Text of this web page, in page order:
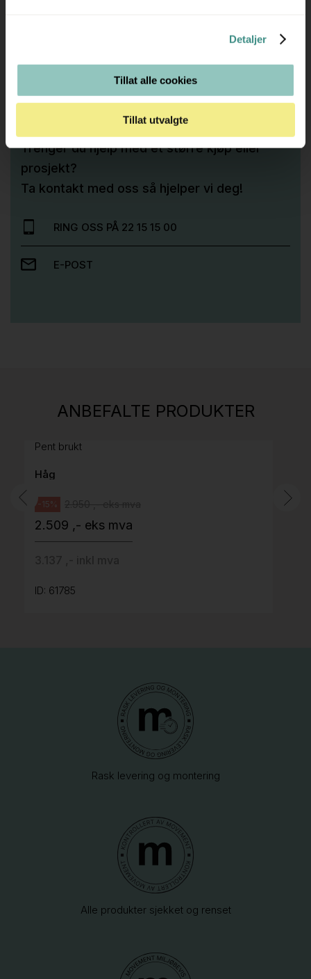
Detaljer
Tillat alle cookies
Tillat utvalgte
Trenger du hjelp med et større kjøp eller
prosjekt?
Ta kontakt med oss så hjelper vi deg!
RING OSS PÅ 22 15 15 00
E-POST
ANBEFALTE PRODUKTER
H05 5600 Swingback-armlene Mørk
Pent brukt
Håg
-15%
2.509 ,- eks mva
ID: 61785
Rask levering og montering
Alle produkter sjekket og renset